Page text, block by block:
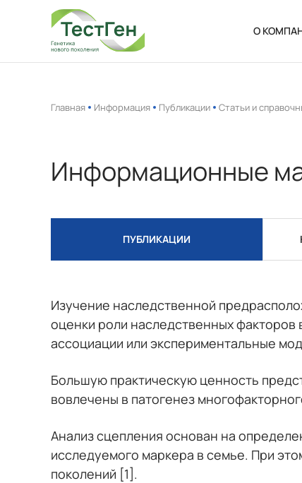
О
Главная Информация Публикации Статьи и
Информационные
ПУБЛИКАЦИИ
Изучение наследственной
оценки роли наследственных факторов
ассоциации или экспериментальные
Большую практическую ценность
вовлечены в патогенез
Анализ сцепления основан на
исследуемого маркера в семье. При
поколений [1].